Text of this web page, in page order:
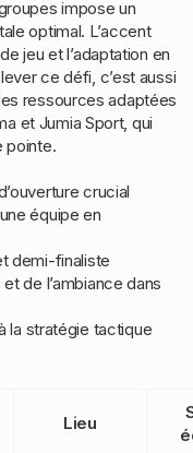
impose un
optimal. L’accent
jeu et l’adaptation en
ce défi, c’est aussi
ressources adaptées
et Jumia Sport, qui
pointe.
crucial
équipe en
demi-finaliste
de l’ambiance dans
la stratégie tactique
Lieu